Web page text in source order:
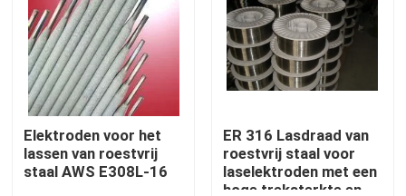
Kwaliteitscontrole
Contacteer ons
Vraag een offerte aan
Elektroden voor het
lassen van roestvrij
staal AWS E308L-16
ER 316 Lasdraad van
roestvrij staal voor
laselektroden met een
hoge treksterkte en